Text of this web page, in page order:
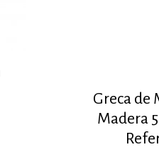
Greca de
Madera